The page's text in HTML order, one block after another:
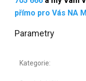
přímo pro Vás NA
Parametry
Kategorie: